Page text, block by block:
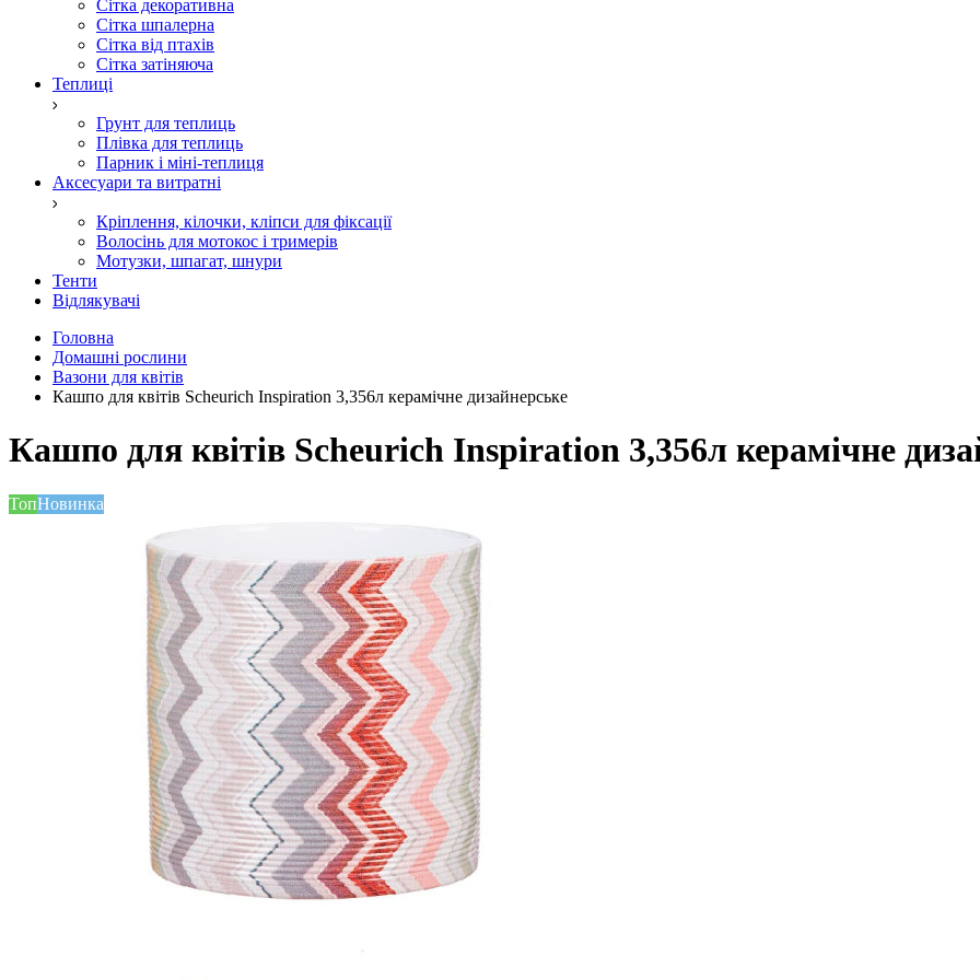
Сітка декоративна
Сітка шпалерна
Сітка від птахів
Сітка затіняюча
Теплиці
Грунт для теплиць
Плівка для теплиць
Парник і міні-теплиця
Аксесуари та витратні
Кріплення, кілочки, кліпси для фіксації
Волосінь для мотокос і тримерів
Мотузки, шпагат, шнури
Тенти
Відлякувачі
Головна
Домашні рослини
Вазони для квітів
Кашпо для квітів Scheurich Inspiration 3,356л керамічне дизайнерське
Кашпо для квітів Scheurich Inspiration 3,356л керамічне
ТопНовинка